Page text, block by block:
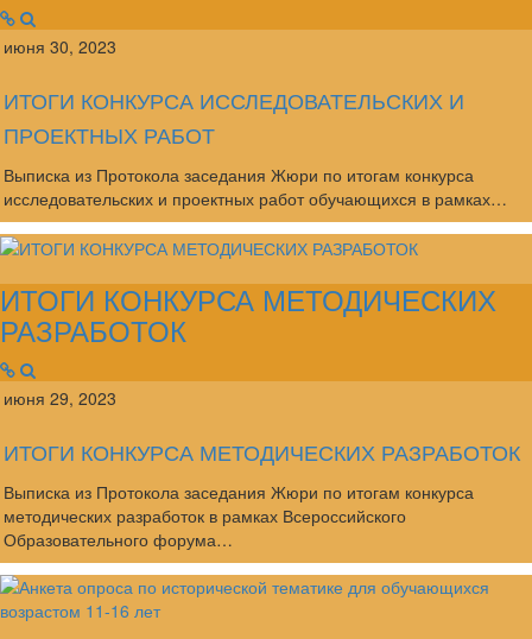
июня 30, 2023
ИТОГИ КОНКУРСА ИССЛЕДОВАТЕЛЬСКИХ И
ПРОЕКТНЫХ РАБОТ
Выписка из Протокола заседания Жюри по итогам конкурса
исследовательских и проектных работ обучающихся в рамках…
ИТОГИ КОНКУРСА МЕТОДИЧЕСКИХ
РАЗРАБОТОК
июня 29, 2023
ИТОГИ КОНКУРСА МЕТОДИЧЕСКИХ РАЗРАБОТОК
Выписка из Протокола заседания Жюри по итогам конкурса
методических разработок в рамках Всероссийского
Образовательного форума…